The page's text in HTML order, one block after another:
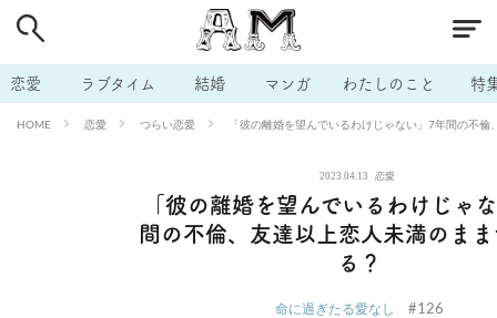
恋愛 ラブタイム 結婚 マンガ わたしのこと 特
HOME 恋愛 つらい恋愛 「彼の離婚を望んでいるわけじゃない」7年間の不
2023.04.13 恋愛
「彼の離婚を望んでいるわけじゃ
間の不倫、友達以上恋人未満のま
る？
命に過ぎたる愛なし #126
# 男の本音 # セフレ # 不倫
# 出会う方法 # マッチングアプリ # ラブグッズ # 体の相